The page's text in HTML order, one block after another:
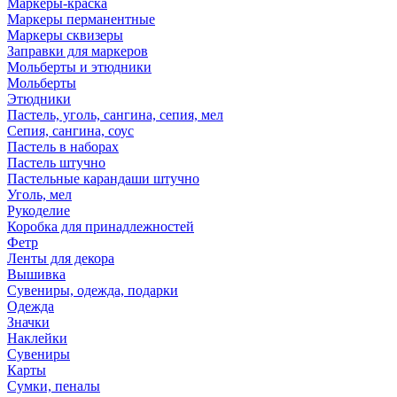
Маркеры-краска
Маркеры перманентные
Маркеры сквизеры
Заправки для маркеров
Мольберты и этюдники
Мольберты
Этюдники
Пастель, уголь, сангина, сепия, мел
Сепия, сангина, соус
Пастель в наборах
Пастель штучно
Пастельные карандаши штучно
Уголь, мел
Рукоделие
Коробка для принадлежностей
Фетр
Ленты для декора
Вышивка
Сувениры, одежда, подарки
Одежда
Значки
Наклейки
Сувениры
Карты
Сумки, пеналы